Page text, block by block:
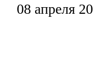
08 апреля